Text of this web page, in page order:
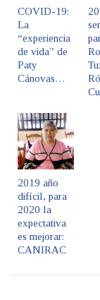
COVID-19:
La
“experiencia
de vida” de
Paty
Cánovas…
2019 año
difícil, para
2020 la
expectativa
es mejorar:
CANIRAC